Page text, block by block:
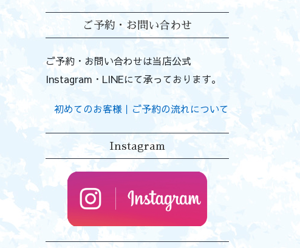
ご予約・お問い合わせ
ご予約・お問い合わせは当店公式
Instagram・LINEにて承っております。
初めてのお客様｜ご予約の流れについて
Instagram